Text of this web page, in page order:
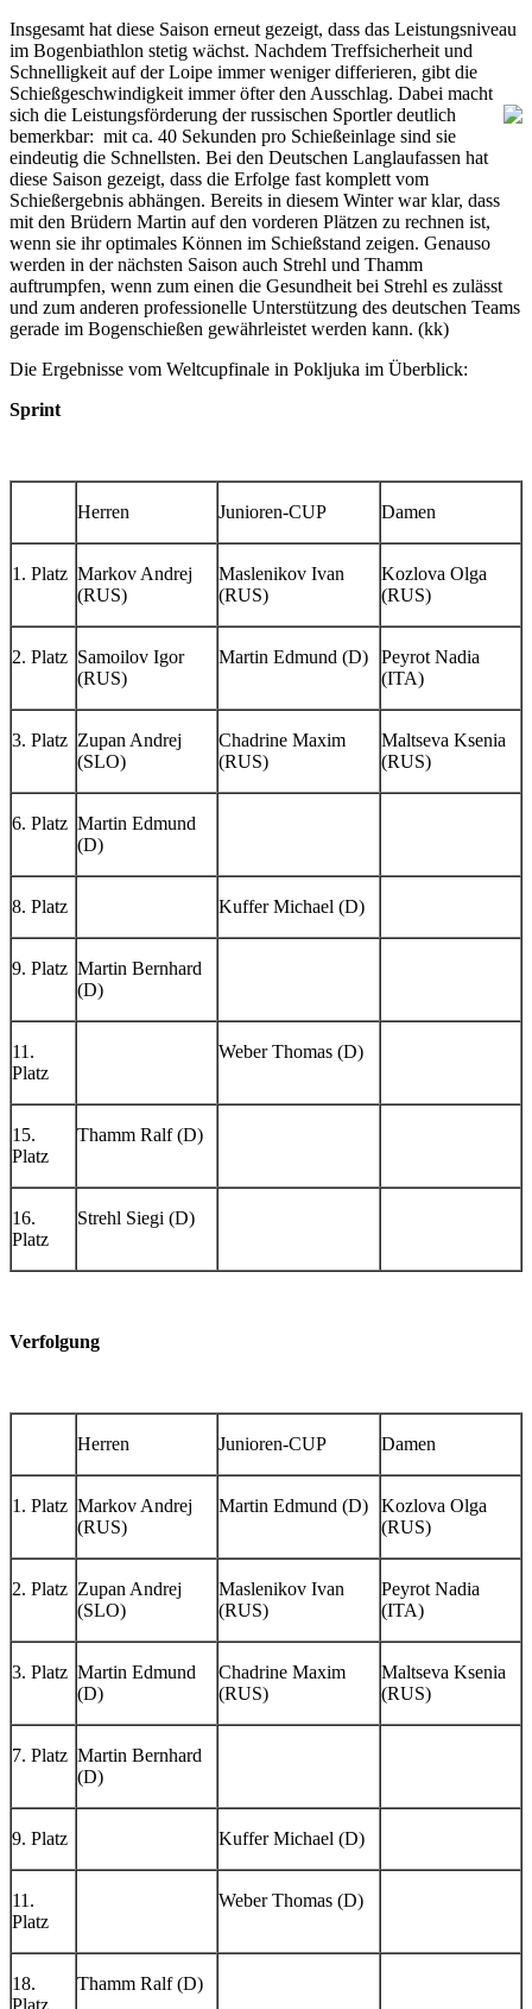
Insgesamt hat diese Saison erneut gezeigt, dass das Leistungsniveau
im Bogenbiathlon stetig wächst. Nachdem Treffsicherheit und
Schnelligkeit auf der Loipe immer weniger differieren, gibt die
Schießgeschwindigkeit immer öfter den Ausschlag. Dabei macht
sich die Leistungsförderung der russischen Sportlerdeutlich
bemerkbar: mit ca. 40 Sekunden pro Schießeinlage sind sie
eindeutig die Schnellsten. Bei den Deutschen Langlaufassen hat
diese Saison gezeigt, dass die Erfolge fast komplett vom
Schießergebnis abhängen. Bereits in diesem Winter war klar, dass
mit den Brüdern Martin auf den vorderen Plätzen zu rechnen ist,
wenn sie ihr optimales Können im Schießstand zeigen. Genauso
werden in der nächsten Saison auch Strehl und Thamm
auftrumpfen, wenn zum einen die Gesundheit bei Strehl es zulässt
und zum anderen professionelle Unterstützung des deutschen Teams
gerade im Bogenschießen gewährleistet werden kann. (kk)
Die Ergebnisse vom Weltcupfinale in Pokljuka im Überblick:
Sprint
Herren Junioren-CUP Damen
1. Platz Markov Andrej
(RUS)
Maslenikov Ivan
(RUS)
Kozlova Olga
(RUS)
2. Platz Samoilov Igor
(RUS)
Martin Edmund (D)
Peyrot Nadia
(ITA)
3. Platz Zupan Andrej
(SLO)
Chadrine Maxim
(RUS)
Maltseva Ksenia
(RUS)
6. Platz Martin Edmund
(D)
8. Platz Kuffer Michael (D)
9. Platz Martin Bernhard
(D)
11.
Platz
Weber Thomas (D)
15.
Platz
Thamm Ralf (D)
16.
Platz
Strehl Siegi (D)
Verfolgung
Herren Junioren-CUP Damen
1. Platz Markov Andrej
(RUS)
Martin Edmund (D)
Kozlova Olga
(RUS)
2. Platz Zupan Andrej
(SLO)
Maslenikov Ivan
(RUS)
Peyrot Nadia
(ITA)
3. Platz Martin Edmund
(D)
Chadrine Maxim
(RUS)
Maltseva Ksenia
(RUS)
7. Platz Martin Bernhard
(D)
9. Platz Kuffer Michael (D)
11.
Platz
Weber Thomas (D)
18.
Platz
Thamm Ralf (D)